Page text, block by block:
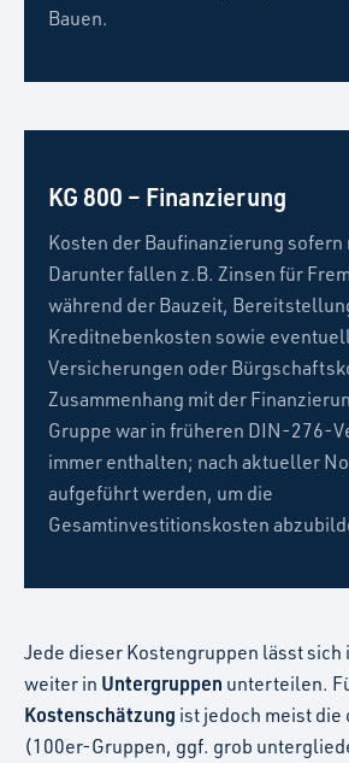
Bauen.
KG 800 – Finanzierung
Kosten der Baufinanzierung sofern
Darunter fallen z.B. Zinsen für
während der Bauzeit,
Kreditnebenkosten sowie
Versicherungen oder
Zusammenhang mit der
Gruppe war in früheren DIN-276-
immer enthalten; nach aktueller
aufgeführt werden, um die
Gesamtinvestitionskosten
Jede dieser Kostengruppen lässt sich
weiter in Untergruppen unterteilen.
Kostenschätzung ist jedoch meist die
(100er-Gruppen, ggf. grob